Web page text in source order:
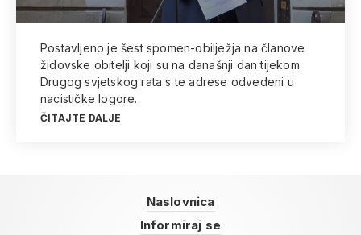
Postavljeno je šest spomen-obilježja na članove
židovske obitelji koji su na današnji dan tijekom
Drugog svjetskog rata s te adrese odvedeni u
nacističke logore.
ČITAJTE DALJE
Naslovnica
Informiraj se